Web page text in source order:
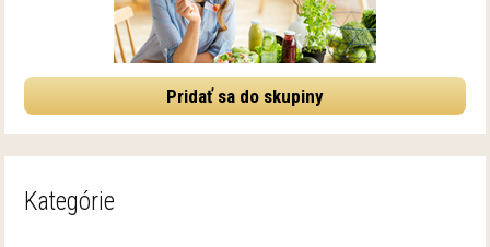
Pridať sa do skupiny
Kategórie